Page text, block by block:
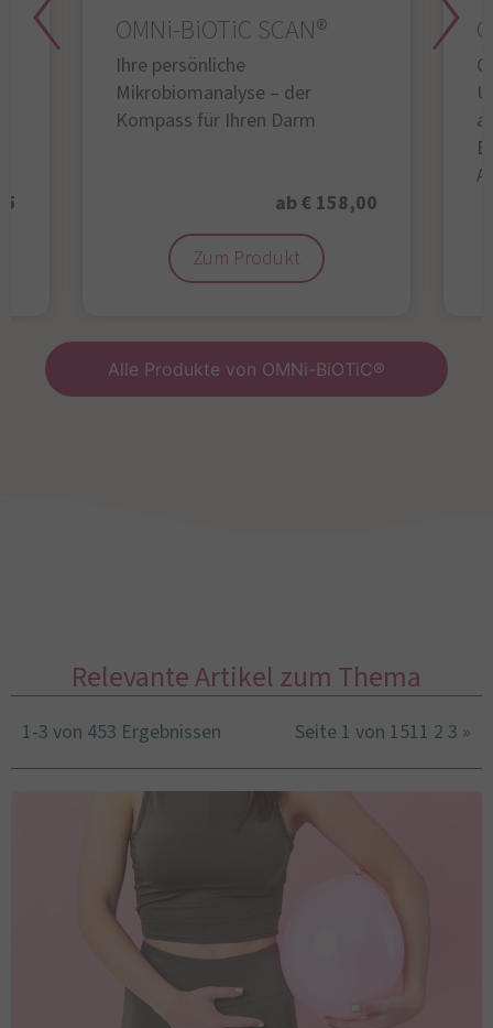
OMNi-BiOTiC SCAN®
Ihre persönliche
Mikrobiomanalyse – der
Kompass für Ihren Darm
ab € 158,00
Zum Produkt
Alle Produkte von OMNi-BiOTiC®
Relevante Artikel zum Thema
1-3 von 453 Ergebnissen Seite 1 von 1511 2 3 »